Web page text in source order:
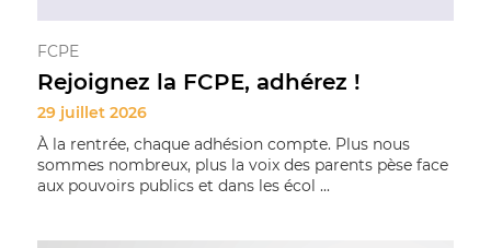
FCPE
Rejoignez la FCPE, adhérez !
29 juillet 2026
À la rentrée, chaque adhésion compte. Plus nous
sommes nombreux, plus la voix des parents pèse face
aux pouvoirs publics et dans les écol ...